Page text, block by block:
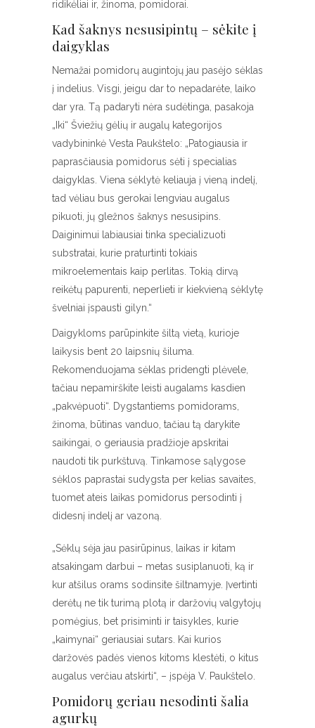
ridikėliai ir, žinoma, pomidorai.
Kad šaknys nesusipintų – sėkite į
daigyklas
Nemažai pomidorų augintojų jau pasėjo sėklas
į indelius. Visgi, jeigu dar to nepadarėte, laiko
dar yra. Tą padaryti nėra sudėtinga, pasakoja
„Iki“ Šviežių gėlių ir augalų kategorijos
vadybininkė Vesta Paukštelo: „Patogiausia ir
paprasčiausia pomidorus sėti į specialias
daigyklas. Viena sėklytė keliauja į vieną indelį,
tad vėliau bus gerokai lengviau augalus
pikuoti, jų gležnos šaknys nesusipins.
Daiginimui labiausiai tinka specializuoti
substratai, kurie praturtinti tokiais
mikroelementais kaip perlitas. Tokią dirvą
reikėtų papurenti, neperlieti ir kiekvieną sėklytę
švelniai įspausti gilyn.“
Daigykloms parūpinkite šiltą vietą, kurioje
laikysis bent 20 laipsnių šiluma.
Rekomenduojama sėklas pridengti plėvele,
tačiau nepamirškite leisti augalams kasdien
„pakvėpuoti“. Dygstantiems pomidorams,
žinoma, būtinas vanduo, tačiau tą darykite
saikingai, o geriausia pradžioje apskritai
naudoti tik purkštuvą. Tinkamose sąlygose
sėklos paprastai sudygsta per kelias savaites,
tuomet ateis laikas pomidorus persodinti į
didesnį indelį ar vazoną.
„Sėklų sėja jau pasirūpinus, laikas ir kitam
atsakingam darbui – metas susiplanuoti, ką ir
kur atšilus orams sodinsite šiltnamyje. Įvertinti
derėtų ne tik turimą plotą ir daržovių valgytojų
pomėgius, bet prisiminti ir taisykles, kurie
„kaimynai“ geriausiai sutars. Kai kurios
daržovės padės vienos kitoms klestėti, o kitus
augalus verčiau atskirti“, – įspėja V. Paukštelo.
Pomidorų geriau nesodinti šalia
agurkų